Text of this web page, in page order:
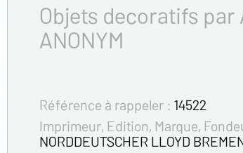
Objets decoratifs par
ANONYM
Référence à rappeler : 14522
Imprimeur, Edition, Marque,
NORDDEUTSCHER LLOYD